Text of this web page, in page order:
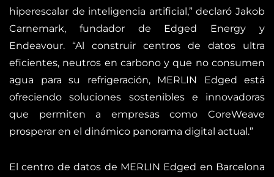
hiperescalar de inteligencia artificial,” declaró Jakob
Carnemark, fundador de Edged Energy y
Endeavour. “Al construir centros de datos ultra
eficientes, neutros en carbono y que no consumen
agua para su refrigeración, MERLIN Edged está
ofreciendo soluciones sostenibles e innovadoras
que permiten a empresas como CoreWeave
prosperar en el dinámico panorama digital actual.”
El centro de datos de MERLIN Edged en Barcelona